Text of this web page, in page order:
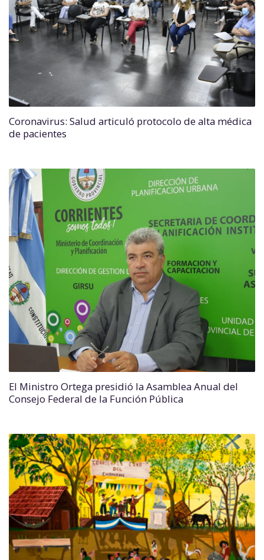
Coronavirus: Salud articuló protocolo de alta médica
de pacientes
El Ministro Ortega presidió la Asamblea Anual del
Consejo Federal de la Función Pública